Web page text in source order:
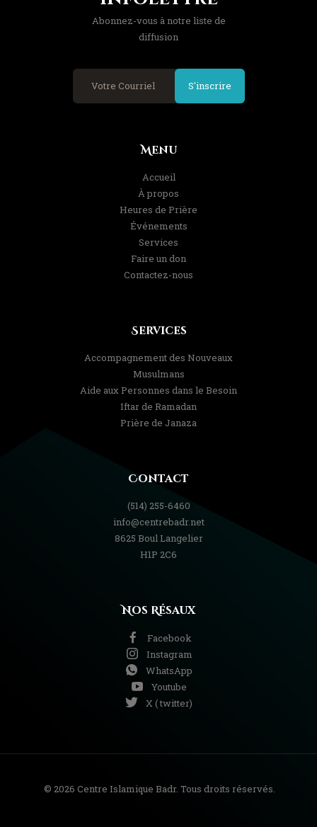
Abonnez-vous à notre liste de
diffusion
S'inscrire
Menu
Accueil
À propos
Heures de Prière
Événements
Services
Faire un don
Contactez-nous
Services
Accompagnement des Nouveaux
Musulmans
Aide aux Personnes dans le Besoin
Iftar de Ramadan
Prière de Janaza
Contact
(514) 255-6460
info@centrebadr.net
8625 Boul Langelier
H1P 2C6
Nos Résaux
Facebook
Instagram
WhatsApp
Youtube
X ( twitter)
© 2026 Centre Islamique Badr. Tous droits réservés.